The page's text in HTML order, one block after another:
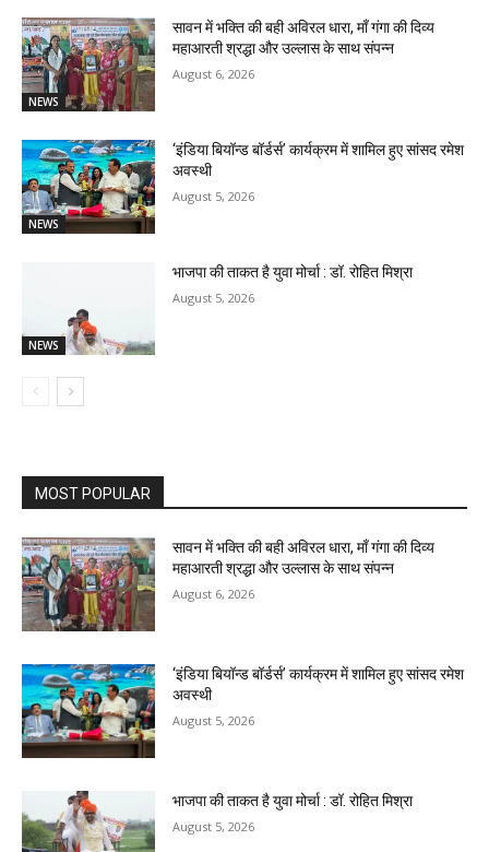
NEWS
सावन में भक्ति की बही अविरल धारा, माँ गंगा की दिव्य
महाआरती श्रद्धा और उल्लास के साथ संपन्न
August 6, 2026
NEWS
‘इंडिया बियॉन्ड बॉर्डर्स’ कार्यक्रम में शामिल हुए सांसद रमेश
अवस्थी
August 5, 2026
NEWS
भाजपा की ताकत है युवा मोर्चा : डॉ. रोहित मिश्रा
August 5, 2026
MOST POPULAR
सावन में भक्ति की बही अविरल धारा, माँ गंगा की दिव्य
महाआरती श्रद्धा और उल्लास के साथ संपन्न
August 6, 2026
‘इंडिया बियॉन्ड बॉर्डर्स’ कार्यक्रम में शामिल हुए सांसद रमेश
अवस्थी
August 5, 2026
भाजपा की ताकत है युवा मोर्चा : डॉ. रोहित मिश्रा
August 5, 2026